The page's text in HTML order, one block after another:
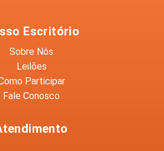
Escritório
Sobre Nós
Leilões
Participar
Fale Conosco